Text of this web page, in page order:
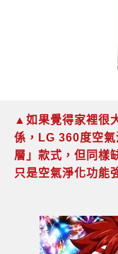
▲如果覺得家裡很
係，LG 360度空
層」款式，但同樣
只是空氣淨化功能